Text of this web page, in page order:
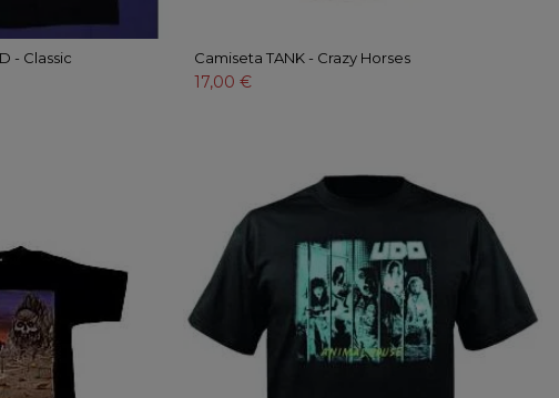
- Classic Camiseta TANK - Crazy Horses
17,00 €